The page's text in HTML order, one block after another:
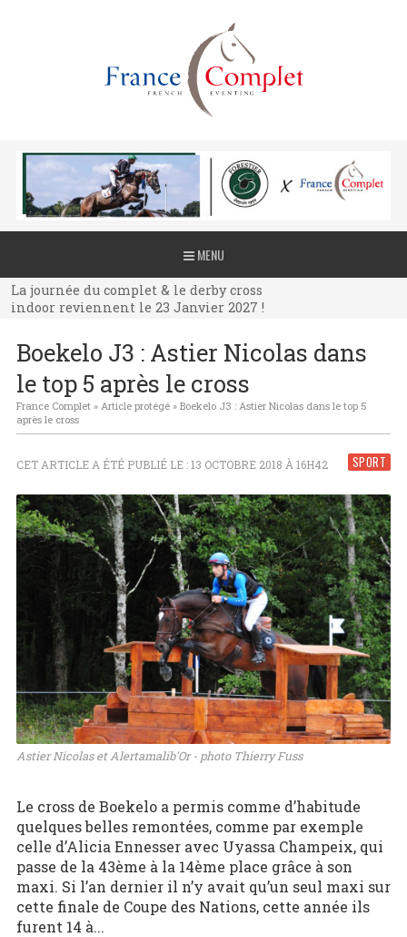
MENU
La journée du complet & le derby cross
indoor reviennent le 23 Janvier 2027 !
La journée du complet & le derby cross
indoor reviennent le 23 Janvier 2027 !
indoor reviennent le 23 Janvier 2027 !
Boekelo J3 : Astier Nicolas dans
le top 5 après le cross
France Complet» Article protégé» Boekelo J3 : Astier Nicolas dans le top 5
après le cross
SPORT
CET ARTICLE A ÉTÉ PUBLIÉ LE : 13 OCTOBRE 2018 À 16H42
Astier Nicolas et Alertamalib'Or - photo Thierry Fuss
Le cross de Boekelo a permis comme d’habitude
quelques belles remontées, comme par exemple
celle d’Alicia Ennesser avec Uyassa Champeix, qui
passe de la 43ème à la 14ème place grâce à son
maxi. Si l’an dernier il n’y avait qu’un seul maxi sur
cette finale de Coupe des Nations, cette année ils
furent 14 à...